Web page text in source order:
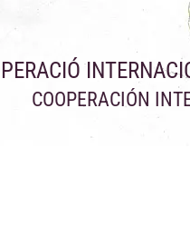
COOPERACIÓN